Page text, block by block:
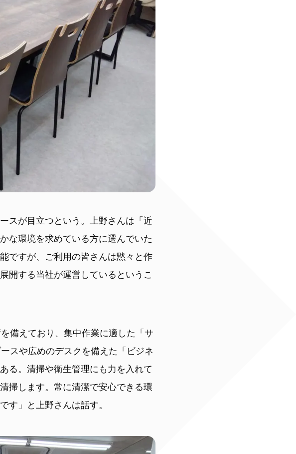
スが目立つという。上野さんは「近
な環境を求めている方に選んでいた
ですが、ご利用の皆さんは黙々と作
開する当社が運営しているというこ
備えており、集中作業に適した「サ
スや広めのデスクを備えた「ビジネ
る。清掃や衛生管理にも力を入れて
掃します。常に清潔で安心できる環
す」と上野さんは話す。